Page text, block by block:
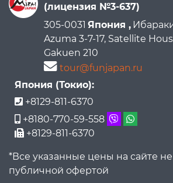
(лицензия №3-637)
305-0031 Япония ,
Azuma 3-7-17, Satellite
Gakuen 210
tour@funjapan.ru
Япония (Токио):
+8129-811-6370
+8180-770-59-558
+8129-811-6370
*Все указанные цены на сайте
публичной офертой